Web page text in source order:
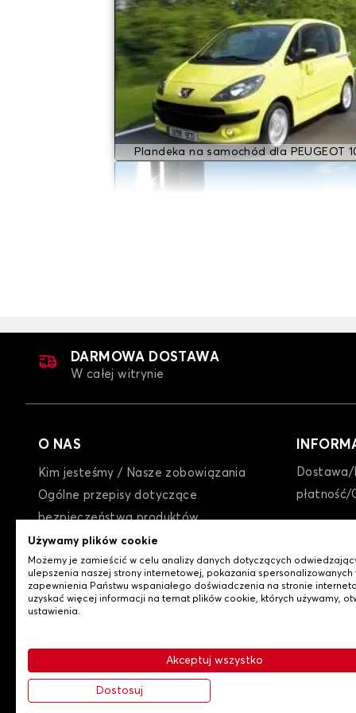
Plandeka na samochód dla PEUGEOT
Plandeka na samochód dla PEUGEOT
DARMOWA DOSTAWA
W całej witrynie
O NAS
Kim jesteśmy / Nasze zobowiązania
Ogólne przepisy dotyczące
bezpieczeństwa produktów
GTC
Polityka prywatności / Cookies
Kontakt z nami
płatność/
© Copyright 2026 Lovauto
Używamy plików cookie
Możemy je zamieścić w celu analizy danych dotyczących
ulepszenia naszej strony internetowej, pokazania spersonalizowanych
zapewnienia Państwu wspaniałego doświadczenia na stronie
uzyskać więcej informacji na temat plików cookie, których używamy,
ustawienia.
Akceptuj wszystko
Dostosuj